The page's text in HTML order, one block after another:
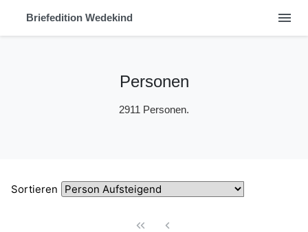
Briefedition Wedekind menu
Personen
2911 Personen.
Sortieren